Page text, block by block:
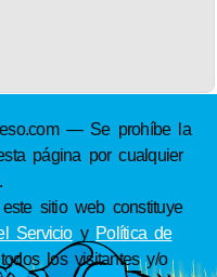
— Se prohíbe la
página por cualquier
sitio web constituye
Servicioy Política de
los visitantes y/o